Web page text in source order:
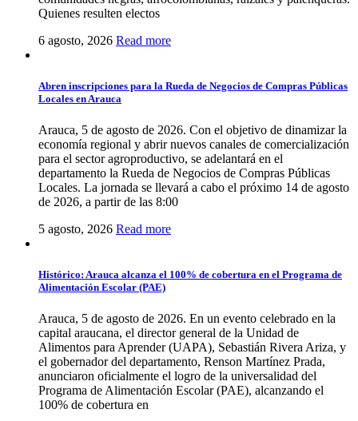
Quienes resulten electos
6 agosto, 2026 Read more
Abren inscripciones para la Rueda de Negocios de Compras Públicas
Locales en Arauca
Arauca, 5 de agosto de 2026. Con el objetivo de dinamizar la
economía regional y abrir nuevos canales de comercialización
para el sector agroproductivo, se adelantará en el
departamento la Rueda de Negocios de Compras Públicas
Locales. La jornada se llevará a cabo el próximo 14 de agosto
de 2026, a partir de las 8:00
5 agosto, 2026 Read more
Histórico: Arauca alcanza el 100% de cobertura en el Programa de
Alimentación Escolar (PAE)
Arauca, 5 de agosto de 2026. En un evento celebrado en la
capital araucana, el director general de la Unidad de
Alimentos para Aprender (UAPA), Sebastián Rivera Ariza, y
el gobernador del departamento, Renson Martínez Prada,
anunciaron oficialmente el logro de la universalidad del
Programa de Alimentación Escolar (PAE), alcanzando el
100% de cobertura en